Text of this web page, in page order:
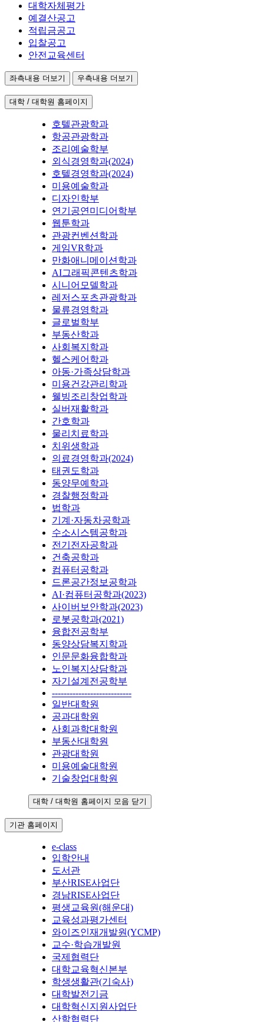
대학자체평가
예결산공고
적립금공고
입찰공고
안전교육센터
좌측내용 더보기 우측내용 더보기
대학 / 대학원 홈페이지
호텔관광학과
항공관광학과
조리예술학부
외식경영학과(2024)
호텔경영학과(2024)
미용예술학과
디자인학부
연기공연미디어학부
웹툰학과
관광컨벤션학과
게임VR학과
만화애니메이션학과
AI그래픽콘텐츠학과
시니어모델학과
레저스포츠관광학과
물류경영학과
글로벌학부
부동산학과
사회복지학과
헬스케어학과
아동·가족상담학과
미용건강관리학과
웰빙조리창업학과
실버재활학과
간호학과
물리치료학과
치위생학과
의료경영학과(2024)
태권도학과
동양무예학과
경찰행정학과
법학과
기계·자동차공학과
수소시스템공학과
전기전자공학과
건축공학과
컴퓨터공학과
드론공간정보공학과
AI·컴퓨터공학과(2023)
사이버보안학과(2023)
로봇공학과(2021)
융합전공학부
동양상담복지학과
인문문화융합학과
노인복지상담학과
자기설계전공학부
---------------------------
일반대학원
공과대학원
사회과학대학원
부동산대학원
관광대학원
미용예술대학원
기술창업대학원
대학 / 대학원 홈페이지 모음 닫기
기관 홈페이지
e-class
입학안내
도서관
부산RISE사업단
경남RISE사업단
평생교육원(해운대)
교육성과평가센터
와이즈인재개발원(YCMP)
교수·학습개발원
국제협력단
대학교육혁신본부
학생생활관(기숙사)
대학발전기금
대학혁신지원사업단
산학협력단